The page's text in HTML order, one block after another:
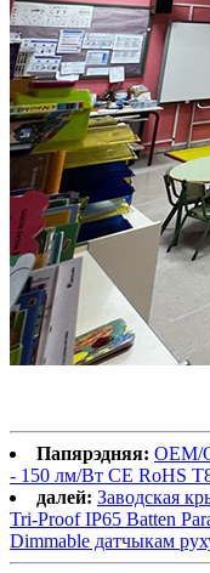
Папярэдняя: OEM/
- 150 лм/Вт CE RoHS
далей: Заводская
Tri-Proof IP65 Batten
Dimmable датчыкам